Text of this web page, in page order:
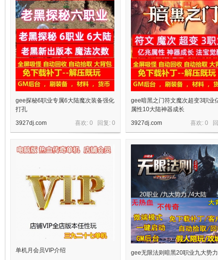
gee探秘6职业专属6大陆魔次装备强化
打孔
喜欢: 0 回复: 0
3927dj.com
gee暗黑之门符文魔次超变3职业
属性10大陆神器成长
喜欢: 0
3927dj.com
单机月会员VIP介绍
gee无限法则暗黑20职业九大势